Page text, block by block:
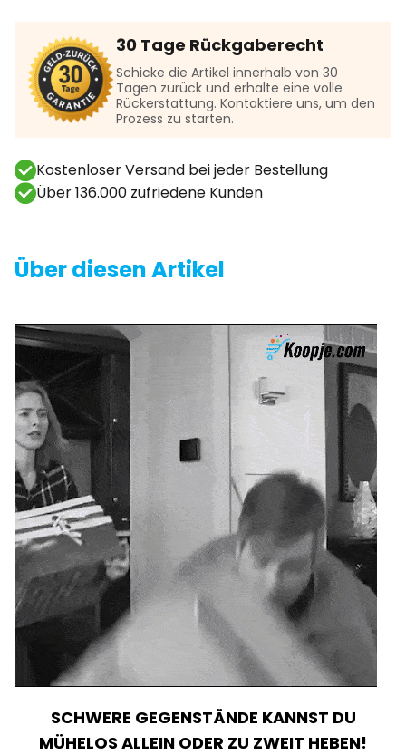
30 Tage Rückgaberecht
Schicke die Artikel innerhalb von 30
Tagen zurück und erhalte eine volle
Rückerstattung. Kontaktiere uns, um den
Prozess zu starten.
Kostenloser Versand bei jeder Bestellung
Über 136.000 zufriedene Kunden
Über diesen Artikel
SCHWERE GEGENSTÄNDE KANNST DU
MÜHELOS ALLEIN ODER ZU ZWEIT HEBEN!